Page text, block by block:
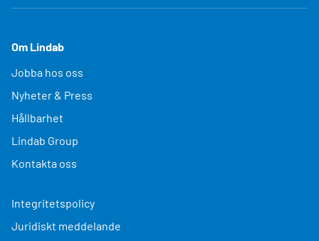
Om Lindab
Jobba hos oss
Nyheter & Press
Hållbarhet
Lindab Group
Kontakta oss
Integritetspolicy
Juridiskt meddelande